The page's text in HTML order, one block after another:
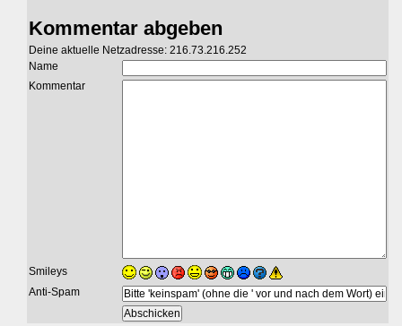
Kommentar abgeben
Deine aktuelle Netzadresse: 216.73.216.252
Name
Kommentar
Smileys
Anti-Spam